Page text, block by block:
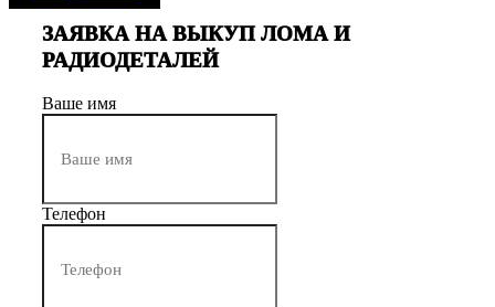
ЗАЯВКА НА ВЫКУП ЛОМА И
РАДИОДЕТАЛЕЙ
Ваше имя
Телефон